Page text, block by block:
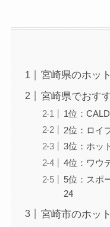
宮崎県のホッ
宮崎県でおす
1位：
2位：ロイ
3位：ホッ
4位：ワウ
5位：スポ
24
宮崎市のホッ